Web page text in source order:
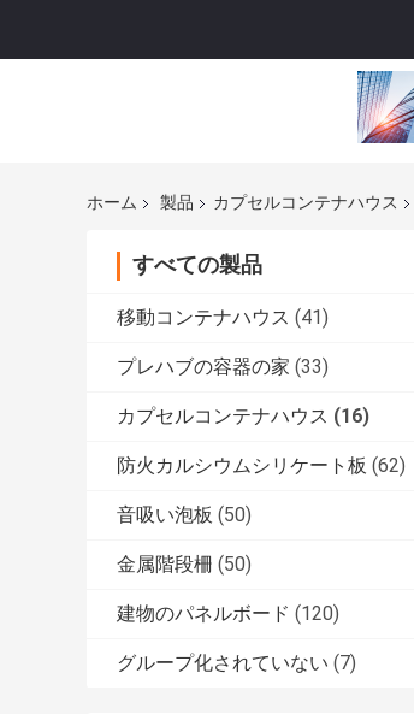
ホーム 製品 カプセルコンテナハウス
すべての製品
移動コンテナハウス (41)
プレハブの容器の家 (33)
カプセルコンテナハウス (16)
防火カルシウムシリケート板 (62)
音吸い泡板 (50)
金属階段柵 (50)
建物のパネルボード (120)
グループ化されていない (7)